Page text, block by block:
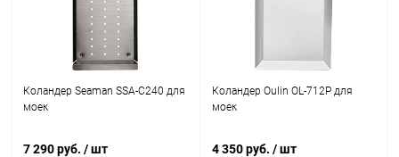
Коландер Seaman SSA-C240 для
моек
7 290 руб. / шт
Коландер Oulin OL-712P для
моек
4 350 руб. / шт